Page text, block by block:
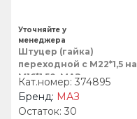
Штуцер (гайка)
переходной с М22*1,5 на
М16*1,50, МАЗ374895
МАЗ
30
Уточняйте у
менеджера